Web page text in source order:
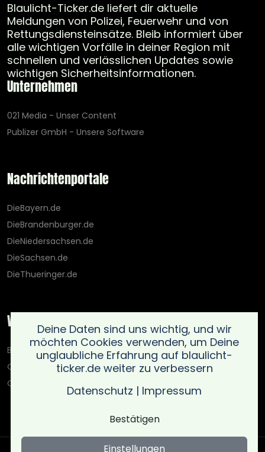
Blaulicht-Ticker.de liefert dir aktuelle
Meldungen von Polizei, Feuerwehr und von
Rettungsdiensteinsätze. Bleib informiert über
alle wichtigen Vorfälle in deiner Region mit
schnellen und verlässlichen Updates sowie
wichtigen Sicherheitsinformationen.
Unternehmen
021 Media - Unser Content
Publizer GmbH - Unsere Software
Nachrichtenportale
DieBayern.de
DieBrandenburger.de
DieNiedersachsen.de
DieSachsen.de
DieThueringer.de
Weitere Portale
Blaulicht-Ticker.de
Oberlausitz.holiday
OnlinedatingKompass.de
Deine Daten sind uns wichtig, und wir
möchten Cookies verwenden, um Deine
unglaubliche Erfahrung auf blaulicht-
ticker.de weiter zu verbessern
Datenschutz | Impressum
Bestätigen
Einstellungen